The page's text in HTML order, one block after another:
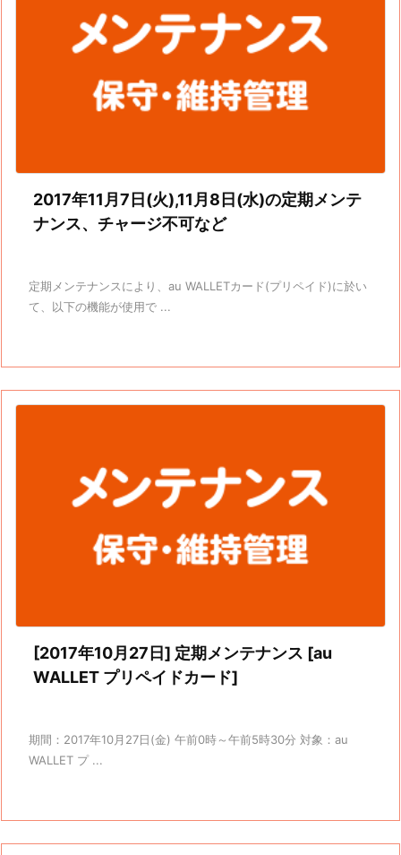
2017年11月7日(火),11月8日(水)の定期メンテ
ナンス、チャージ不可など
定期メンテナンスにより、au WALLETカード(プリペイド)に於い
て、以下の機能が使用で ...
[2017年10月27日] 定期メンテナンス [au
WALLET プリペイドカード]
期間：2017年10月27日(金) 午前0時～午前5時30分 対象：au
WALLET プ ...